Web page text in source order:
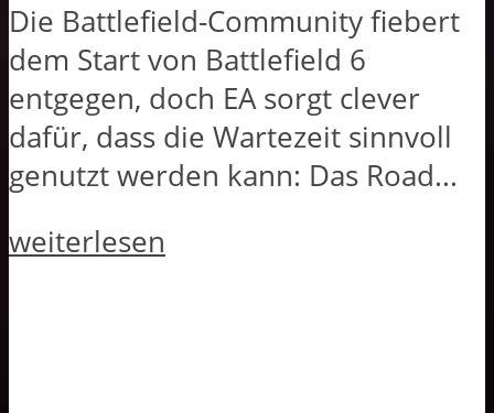
Die Battlefield-Community fiebert
dem Start von Battlefield 6
entgegen, doch EA sorgt clever
dafür, dass die Wartezeit sinnvoll
genutzt werden kann: Das Road...
weiterlesen